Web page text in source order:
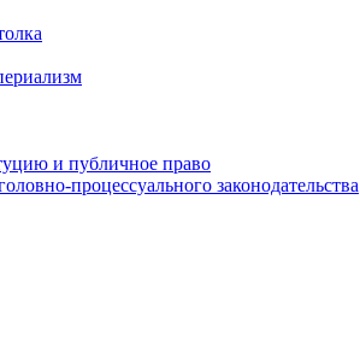
и публичное право
процессуального законодательства